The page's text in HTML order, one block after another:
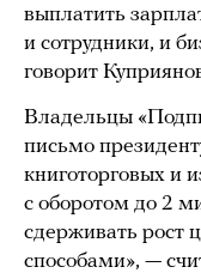
выплатить
и сотрудники, и
говорит
Владельцы
письмо
книготорговых и
с оборотом до 2
сдерживать рост
способами», —